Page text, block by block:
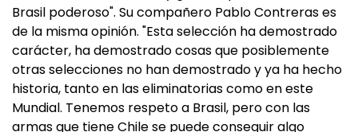
Brasil poderoso". Su compañero Pablo Contreras es
de la misma opinión. "Esta selección ha demostrado
carácter, ha demostrado cosas que posiblemente
otras selecciones no han demostrado y ya ha hecho
historia, tanto en las eliminatorias como en este
Mundial. Tenemos respeto a Brasil, pero con las
armas que tiene Chile se puede conseguir algo